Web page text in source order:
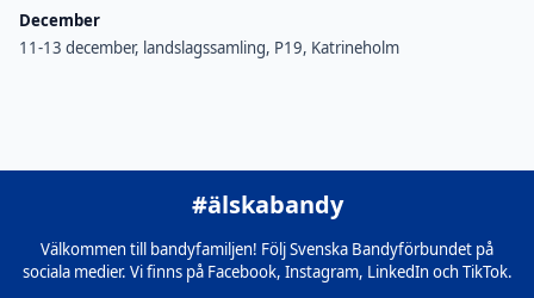
December
11-13 december, landslagssamling, P19, Katrineholm
#älskabandy
Välkommen till bandyfamiljen! Följ Svenska Bandyförbundet på
sociala medier. Vi finns på Facebook, Instagram, LinkedIn och TikTok.